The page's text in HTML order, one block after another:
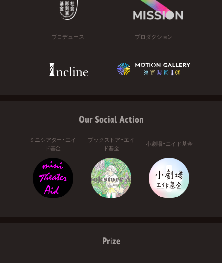
プロデュース プロダクション
Our Social Action
ミニシアター・エイ
ド基金
ブックストア・エイ
ド基金
小劇場・エイド基金
Prize